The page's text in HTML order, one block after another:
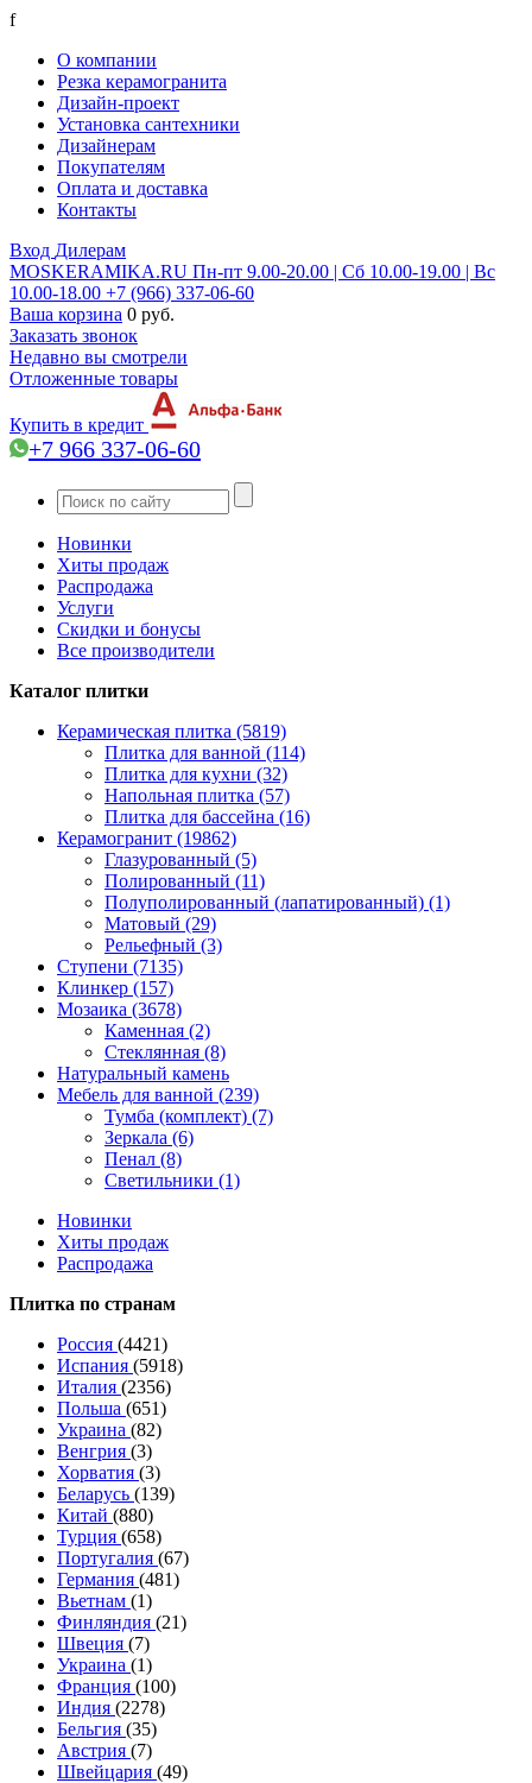
f
О компании
Резка керамогранита
Дизайн-проект
Установка сантехники
Дизайнерам
Покупателям
Оплата и доставка
Контакты
Вход Дилерам
MOSKERAMIKA.RU Пн-пт 9.00-20.00 | Сб 10.00-19.00 | Вс
10.00-18.00 +7 (966) 337-06-60
Ваша корзина 0 руб.
Заказать звонок
Недавно вы смотрели
Отложенные товары
Купить в кредит
+7 966 337-06-60
Новинки
Хиты продаж
Распродажа
Услуги
Скидки и бонусы
Все производители
Каталог плитки
Керамическая плитка (5819)
Плитка для ванной (114)
Плитка для кухни (32)
Напольная плитка (57)
Плитка для бассейна (16)
Керамогранит (19862)
Глазурованный (5)
Полированный (11)
Полуполированный (лапатированный) (1)
Матовый (29)
Рельефный (3)
Ступени (7135)
Клинкер (157)
Мозаика (3678)
Каменная (2)
Стеклянная (8)
Натуральный камень
Мебель для ванной (239)
Тумба (комплект) (7)
Зеркала (6)
Пенал (8)
Светильники (1)
Новинки
Хиты продаж
Распродажа
Плитка по странам
Россия (4421)
Испания (5918)
Италия (2356)
Польша (651)
Украина (82)
Венгрия (3)
Хорватия (3)
Беларусь (139)
Китай (880)
Турция (658)
Португалия (67)
Германия (481)
Вьетнам (1)
Финляндия (21)
Швеция (7)
Украина (1)
Франция (100)
Индия (2278)
Бельгия (35)
Австрия (7)
Швейцария (49)